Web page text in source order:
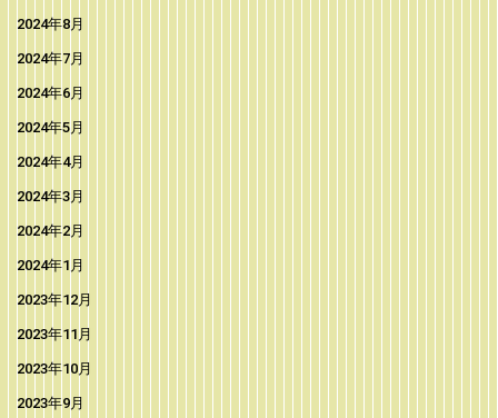
2024年8月
2024年7月
2024年6月
2024年5月
2024年4月
2024年3月
2024年2月
2024年1月
2023年12月
2023年11月
2023年10月
2023年9月